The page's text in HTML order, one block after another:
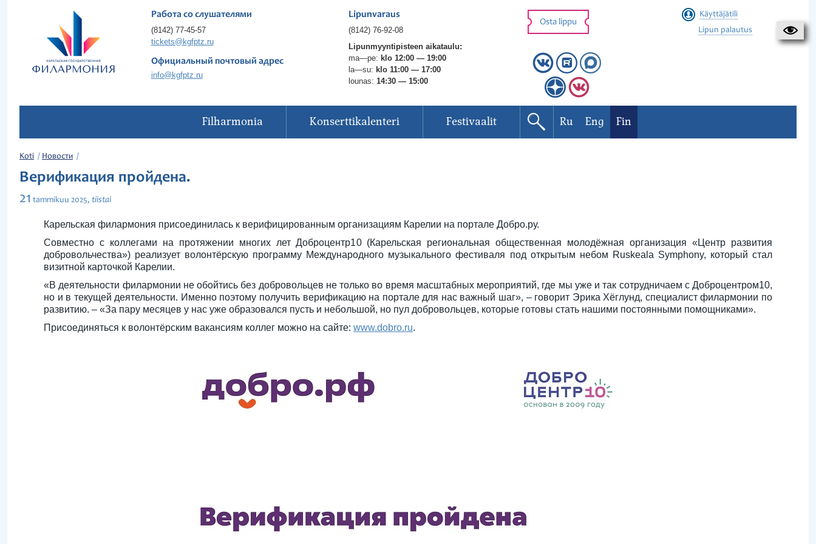
Работа со слушателями
(8142) 77-45-57
tickets@kgfptz.ru
Официальный почтовый адрес
info@kgfptz.ru
Lipunvaraus
(8142) 76-92-08
Lipunmyyntipisteen aikataulu:
ma—pe: klo 12:00 — 19:00
la—su: klo 11:00 — 17:00
lounas: 14:30 — 15:00
Osta lippu
Käyttäjätili
Lipun palautus
Filharmonia Konserttikalenteri Festivaalit Ru Eng Fin
Koti Новости
Верификация пройдена.
21 tammikuu 2025, tiistai
Карельская филармония присоединилась к верифицированным организациям Карелии на портале Добро.ру.
Совместно с коллегами на протяжении многих лет Доброцентр10 (Карельская региональная общественная молодёжная организация «Центр развития
добровольчества») реализует волонтёрскую программу Международного музыкального фестиваля под открытым небом Ruskeala Symphony, который стал
визитной карточкой Карелии.
«В деятельности филармонии не обойтись без добровольцев не только во время масштабных мероприятий, где мы уже и так сотрудничаем с Доброцентром10,
но и в текущей деятельности. Именно поэтому получить верификацию на портале для нас важный шаг», – говорит Эрика Хёглунд, специалист филармонии по
развитию. – «За пару месяцев у нас уже образовался пусть и небольшой, но пул добровольцев, которые готовы стать нашими постоянными помощниками».
Присоединяться к волонтёрским вакансиям коллег можно на сайте: www.dobro.ru.